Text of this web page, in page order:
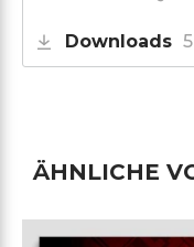
Downloads 5
ÄHNLICHE